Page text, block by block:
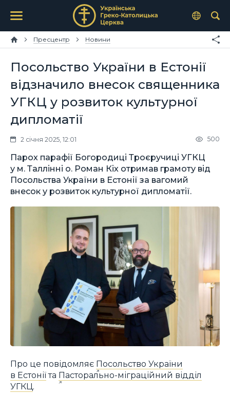
Пресцентр Новини
Посольство України в Естонії
відзначило внесок священника
УГКЦ у розвиток культурної
дипломатії
2 січня 2025, 12:01 500
Парох парафії Богородиці Троєручиці УГКЦ
у м. Таллінні о. Роман Кіх отримав грамоту від
Посольства України в Естонії за вагомий
внесок у розвиток культурної дипломатії.
Про це повідомляє Посольство України
в Естоніїта Пасторально-міграційний відділ
УГКЦ.